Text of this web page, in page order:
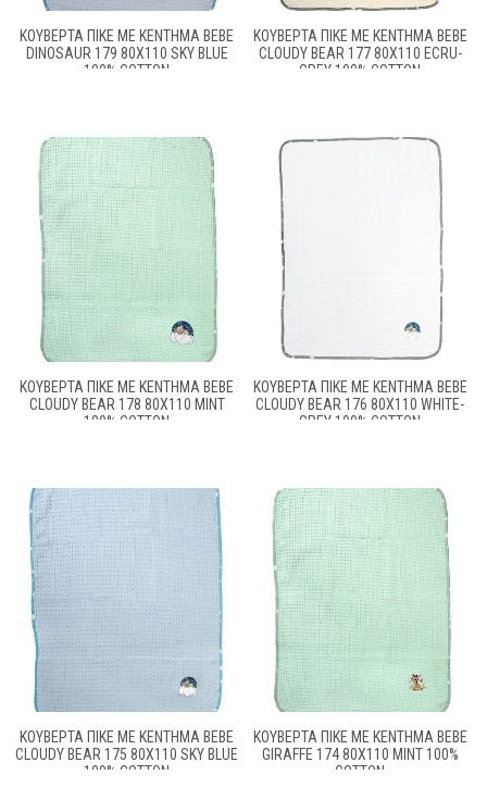
ΚΟΥΒΈΡΤΑ ΠΙΚΈ ΜΕ ΚΈΝΤΗΜΑ BEBE
DINOSAUR 179 80X110 SKY BLUE
100% COTTON
ΚΟΥΒΈΡΤΑ ΠΙΚΈ ΜΕ ΚΈΝΤΗΜΑ BEBE
CLOUDY BEAR 177 80X110 ECRU-
GREY 100% COTTON
ΚΟΥΒΈΡΤΑ ΠΙΚΈ ΜΕ ΚΈΝΤΗΜΑ BEBE
CLOUDY BEAR 178 80X110 MINT
100% COTTON
ΚΟΥΒΈΡΤΑ ΠΙΚΈ ΜΕ ΚΈΝΤΗΜΑ BEBE
CLOUDY BEAR 176 80X110 WHITE-
GREY 100% COTTON
ΚΟΥΒΈΡΤΑ ΠΙΚΈ ΜΕ ΚΈΝΤΗΜΑ BEBE
CLOUDY BEAR 175 80X110 SKY BLUE
100% COTTON
ΚΟΥΒΈΡΤΑ ΠΙΚΈ ΜΕ ΚΈΝΤΗΜΑ BEBE
GIRAFFE 174 80X110 MINT 100%
COTTON